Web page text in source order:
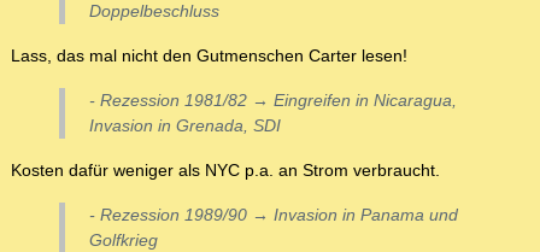
Doppelbeschluss
Lass, das mal nicht den Gutmenschen Carter lesen!
- Rezession 1981/82 → Eingreifen in Nicaragua,
Invasion in Grenada, SDI
Kosten dafür weniger als NYC p.a. an Strom verbraucht.
- Rezession 1989/90 → Invasion in Panama und
Golfkrieg